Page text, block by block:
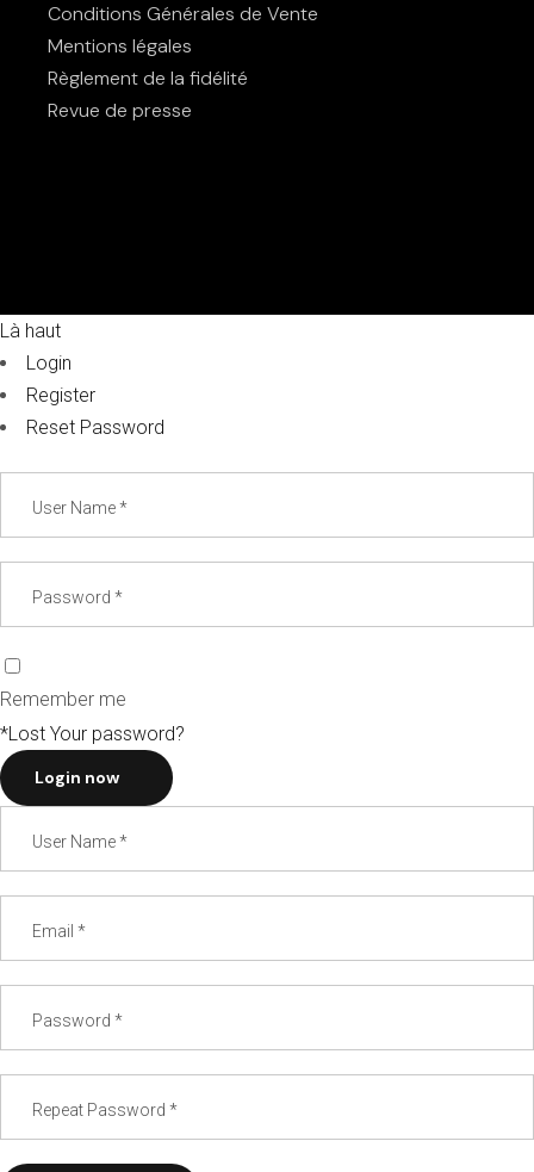
Conditions Générales de Vente
Mentions légales
Règlement de la fidélité
Revue de presse
Là haut
Login
Register
Reset Password
Remember me
*Lost Your password?
Login now